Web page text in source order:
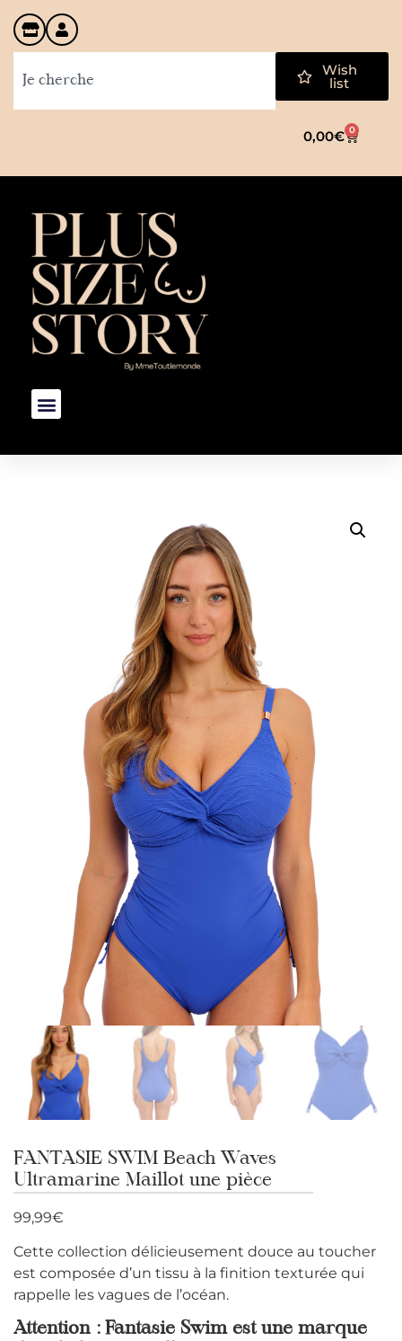
Wish
list
0,00€ 0
FANTASIE SWIM Beach Waves
Ultramarine Maillot une pièce
99,99€
Cette collection délicieusement douce au toucher
est composée d’un tissu à la finition texturée qui
rappelle les vagues de l’océan.
Attention : Fantasie Swim est une marque